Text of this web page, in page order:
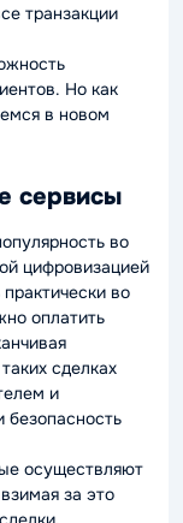
транзакции
Но как
в новом
сервисы
во
цифровизацией
во
оплатить
сделках
и
безопасность
осуществляют
за это